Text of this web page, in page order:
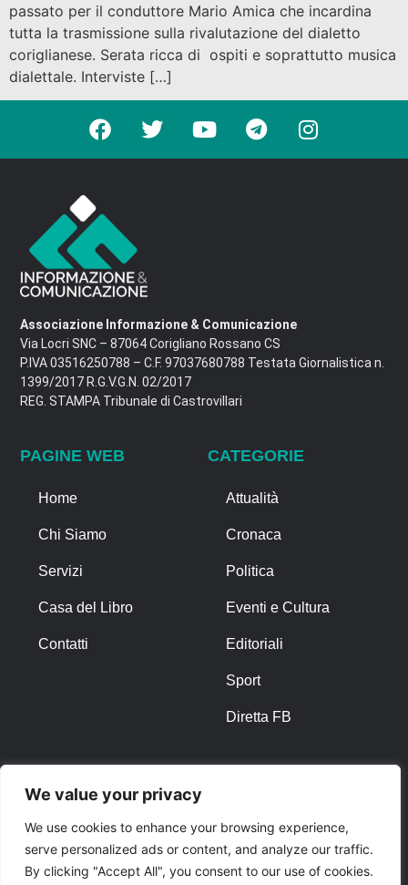
We value your privacy
We use cookies to enhance your browsing experience,
serve personalized ads or content, and analyze our traffic.
By clicking "Accept All", you consent to our use of cookies.
passato per il conduttore Mario Amica che incardina
tutta la trasmissione sulla rivalutazione del dialetto
coriglianese. Serata ricca di ospiti e soprattutto musica
dialettale. Interviste […]
Associazione Informazione & Comunicazione
Via Locri SNC – 87064 Corigliano Rossano CS
P.IVA 03516250788 – C.F. 97037680788 Testata Giornalistica n.
1399/2017 R.G.V.G.N. 02/2017
REG. STAMPA Tribunale di Castrovillari
PAGINE WEB
Home
Chi Siamo
Servizi
Casa del Libro
Contatti
CATEGORIE
Attualità
Cronaca
Politica
Eventi e Cultura
Editoriali
Sport
Diretta FB
Privacy Policy